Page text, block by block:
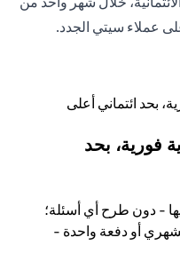
عملاء سيتي الجدد.
فورية، بحد
- دون طرح أي أسئلة؛
أو دفعة واحدة -